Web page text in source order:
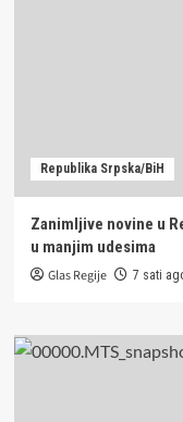
Republika Srpska/BiH
Zanimljive novine u
u manjim udesima
Glas Regije 7 sati